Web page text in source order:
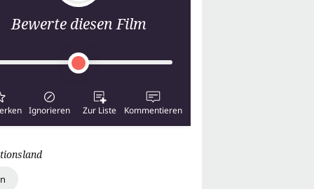
Bewerte diesen Film
Ignorieren Zur Liste Kommentieren